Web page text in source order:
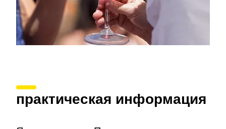
практическая информация